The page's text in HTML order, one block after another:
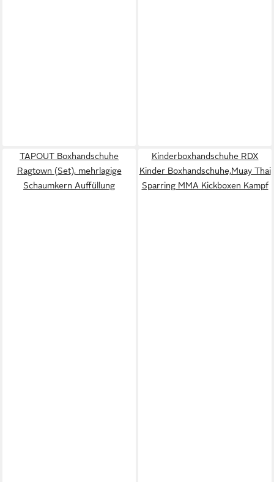
TAPOUT Boxhandschuhe
Ragtown (Set), mehrlagige
Schaumkern Auffüllung
Kinderboxhandschuhe RDX
Kinder Boxhandschuhe,Muay Thai
Sparring MMA Kickboxen Kampf